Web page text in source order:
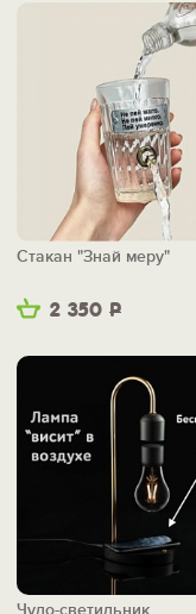
2 350 Р
Стакан "Знай меру"